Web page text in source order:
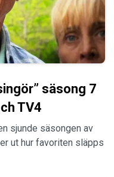
säsong 7
TV4
sjunde säsongen av
ut hur favoriten släpps